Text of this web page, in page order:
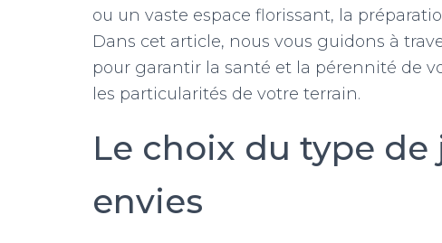
ou un vaste espace florissant, la
Dans cet article, nous vous guidons à
pour garantir la santé et la pérennité de
les particularités de votre terrain.
Le choix du type
envies